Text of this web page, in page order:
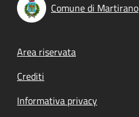
Comune di Martirano
Footer menu
Area riservata
Crediti
Informativa privacy